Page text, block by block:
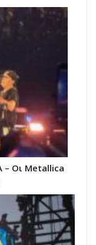
– Οι Metallica